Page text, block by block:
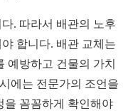
. 따라서 배관의 노후
합니다. 배관 교체는
예방하고 건물의 가치
에는 전문가의 조언을
을 꼼꼼하게 확인해야